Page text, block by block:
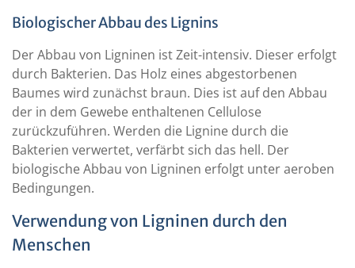
Biologischer Abbau des Lignins
Der Abbau von Ligninen ist Zeit-intensiv. Dieser erfolgt
durch Bakterien. Das Holz eines abgestorbenen
Baumes wird zunächst braun. Dies ist auf den Abbau
der in dem Gewebe enthaltenen Cellulose
zurückzuführen. Werden die Lignine durch die
Bakterien verwertet, verfärbt sich das hell. Der
biologische Abbau von Ligninen erfolgt unter aeroben
Bedingungen.
Verwendung von Ligninen durch den
Menschen